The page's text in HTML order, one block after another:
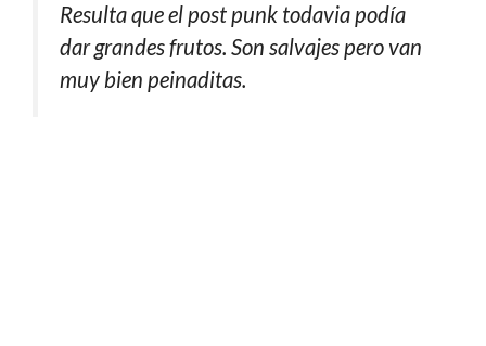
Resulta que el post punk todavia podía
dar grandes frutos. Son salvajes pero van
muy bien peinaditas.